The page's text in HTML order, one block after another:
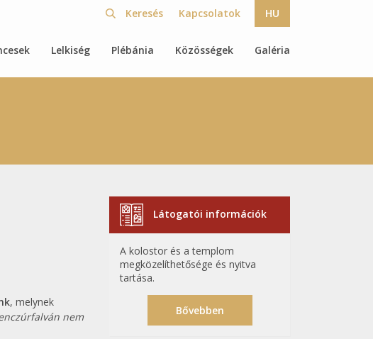
Kapcsolatok HU
Lelkiség Plébánia Közösségek Galéria
, melynek
nem
Látogatói információk
A kolostor és a templom
megközelíthetősége és nyitva
tartása.
Bővebben